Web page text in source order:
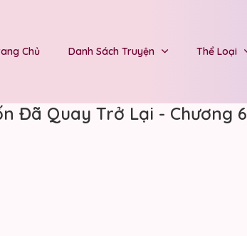
Chủ Danh Sách Truyện Thể Loại
Đã Quay Trở Lại - Chương 6